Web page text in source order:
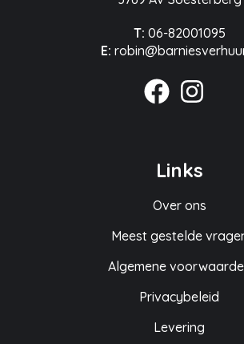
T: 06-82001095
E:
Links
Over ons
Meest gestelde
Algemene
Privacybeleid
Levering